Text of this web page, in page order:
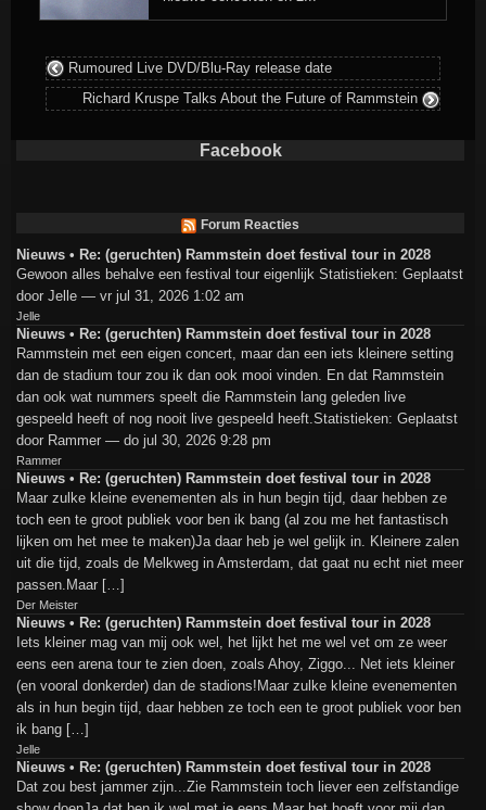
Rumoured Live DVD/Blu-Ray release date
Richard Kruspe Talks About the Future of Rammstein
Facebook
Forum Reacties
Nieuws • Re: (geruchten) Rammstein doet festival tour in 2028
Gewoon alles behalve een festival tour eigenlijk Statistieken: Geplaatst
door Jelle — vr jul 31, 2026 1:02 am
Jelle
Nieuws • Re: (geruchten) Rammstein doet festival tour in 2028
Rammstein met een eigen concert, maar dan een iets kleinere setting
dan de stadium tour zou ik dan ook mooi vinden. En dat Rammstein
dan ook wat nummers speelt die Rammstein lang geleden live
gespeeld heeft of nog nooit live gespeeld heeft.Statistieken: Geplaatst
door Rammer — do jul 30, 2026 9:28 pm
Rammer
Nieuws • Re: (geruchten) Rammstein doet festival tour in 2028
Maar zulke kleine evenementen als in hun begin tijd, daar hebben ze
toch een te groot publiek voor ben ik bang (al zou me het fantastisch
lijken om het mee te maken)Ja daar heb je wel gelijk in. Kleinere zalen
uit die tijd, zoals de Melkweg in Amsterdam, dat gaat nu echt niet meer
passen.Maar […]
Der Meister
Nieuws • Re: (geruchten) Rammstein doet festival tour in 2028
Iets kleiner mag van mij ook wel, het lijkt het me wel vet om ze weer
eens een arena tour te zien doen, zoals Ahoy, Ziggo... Net iets kleiner
(en vooral donkerder) dan de stadions!Maar zulke kleine evenementen
als in hun begin tijd, daar hebben ze toch een te groot publiek voor ben
ik bang […]
Jelle
Nieuws • Re: (geruchten) Rammstein doet festival tour in 2028
Dat zou best jammer zijn...Zie Rammstein toch liever een zelfstandige